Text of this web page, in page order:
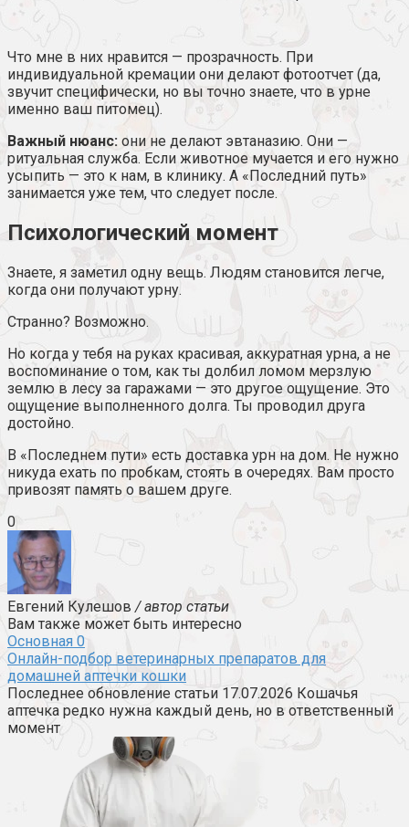
Что мне в них нравится — прозрачность. При
индивидуальной кремации они делают фотоотчет (да,
звучит специфически, но вы точно знаете, что в урне
именно ваш питомец).
Важный нюанс: они не делают эвтаназию. Они —
ритуальная служба. Если животное мучается и его нужно
усыпить — это к нам, в клинику. А «Последний путь»
занимается уже тем, что следует после.
Психологический момент
Знаете, я заметил одну вещь. Людям становится легче,
когда они получают урну.
Странно? Возможно.
Но когда у тебя на руках красивая, аккуратная урна, а не
воспоминание о том, как ты долбил ломом мерзлую
землю в лесу за гаражами — это другое ощущение. Это
ощущение выполненного долга. Ты проводил друга
достойно.
В «Последнем пути» есть доставка урн на дом. Не нужно
никуда ехать по пробкам, стоять в очередях. Вам просто
привозят память о вашем друге.
0
Евгений Кулешов/ автор статьи
Вам также может быть интересно
Основная 0
Онлайн-подбор ветеринарных препаратов для
домашней аптечки кошки
Последнее обновление статьи 17.07.2026 Кошачья
аптечка редко нужна каждый день, но в ответственный
момент